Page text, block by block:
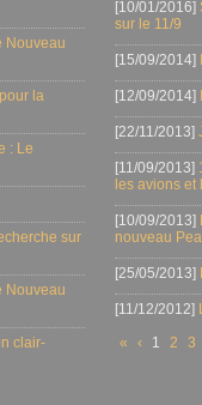
Nouveau
la
: Le
sur
Nouveau
clair-
[10/01/2016]
sur le 11/9
[15/09/2014]
[12/09/2014]
[22/11/2013]
[11/09/2013]
les avions
[10/09/2013]
nouveau
[25/05/2013]
[11/12/2012]
«
‹ 1 2 3